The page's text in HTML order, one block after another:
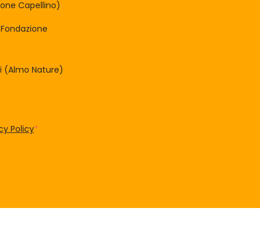
Capellino)
(Almo Nature)
Policy*